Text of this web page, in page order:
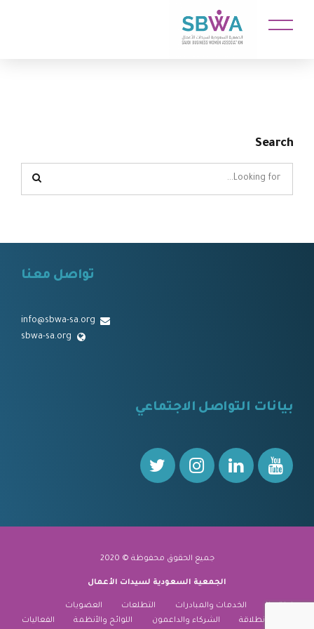
Search
تواصل معنا
info@sbwa-sa.org
sbwa-sa.org
بيانات التواصل الاجتماعي
جميع الحقوق محفوظة © 2020
الجمعية السعودية لسيدات الأعمال
نبذة عنا الخدمات والمبادرات التطلعات
العضويات
منارة الانطلاقة
الشركاء والداعمون اللوائح والأنظمة الفعاليات